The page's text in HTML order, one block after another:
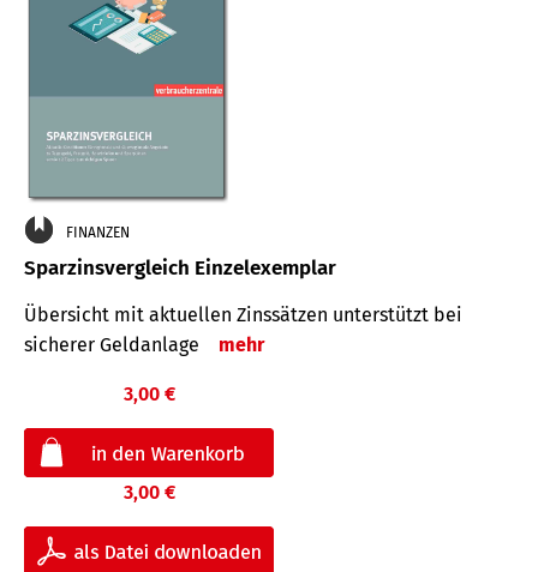
FINANZEN
Sparzinsvergleich Einzelexemplar
Übersicht mit aktuellen Zinssätzen unterstützt bei
sicherer Geldanlage
mehr
3,00 €
3,00 €